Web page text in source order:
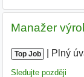
Manažer
Top Job Plný
Sledujte později